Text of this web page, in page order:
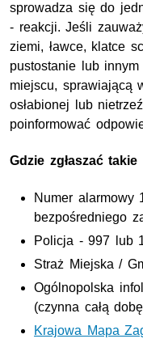
sprowadza się do
- reakcji. Jeśli
ziemi, ławce, klatce
pustostanie lub
miejscu, sprawiającą
osłabionej lub
poinformować
Gdzie zgłaszać
Numer alarmowy
bezpośredniego
Policja - 997 lub
Straż Miejska /
Ogólnopolska
(czynna całą
Krajowa Mapa